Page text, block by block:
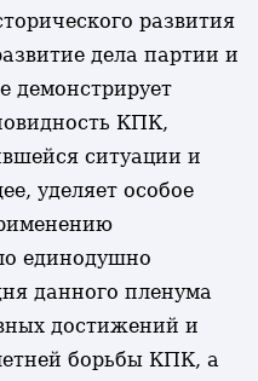
развития
дела партии и
демонстрирует
КПК,
ситуации и
уделяет особое
единодушно
данного пленума
достижений и
борьбы КПК, а